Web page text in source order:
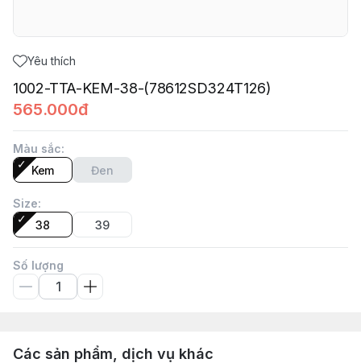
Yêu thích
1002-TTA-KEM-38-(78612SD324T126)
565.000đ
Màu sắc:
Kem
Đen
Size:
38
39
Số lượng
Các sản phẩm, dịch vụ khác